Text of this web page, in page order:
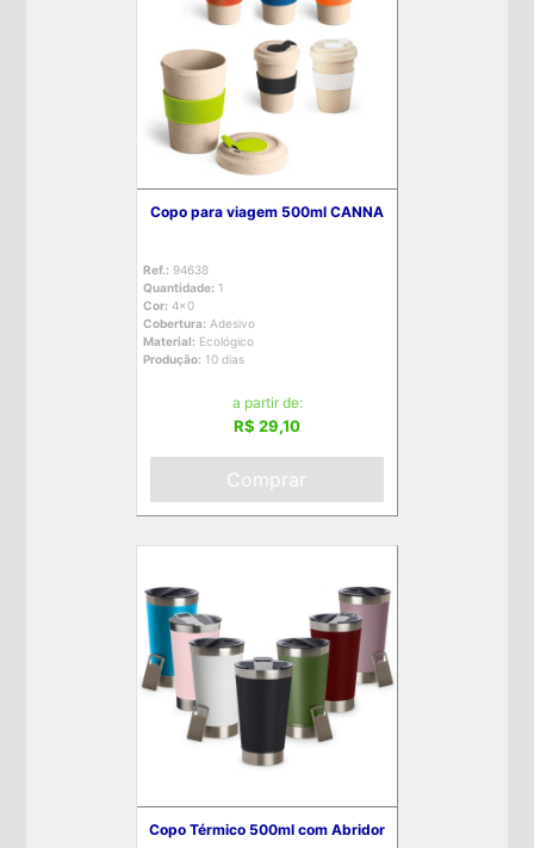
Copo para viagem 500ml CANNA
Ref.: 94638
Quantidade: 1
Cor: 4x0
Cobertura: Adesivo
Material: Ecológico
Produção: 10 dias
a partir de:
R$ 29,10
Comprar
Copo Térmico 500ml com Abridor